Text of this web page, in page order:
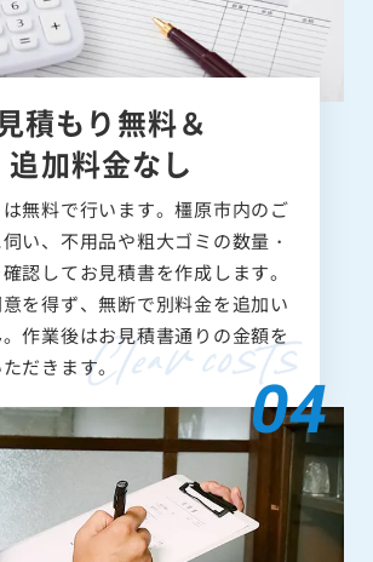
見積もり無料＆
追加料金なし
無料で行います。橿原市内のご
い、不用品や粗大ゴミの数量・
認してお見積書を作成します。
を得ず、無断で別料金を追加い
作業後はお見積書通りの金額を
だきます。